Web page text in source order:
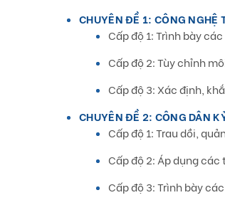
CHUYÊN ĐỀ 1: CÔNG NGHỆ
Cấp độ 1: Trình bày
Cấp độ 2: Tùy chỉnh
Cấp độ 3: Xác định,
CHUYÊN ĐỀ 2: CÔNG DÂN
Cấp độ 1: Trau dồi,
Cấp độ 2: Áp dụng
Cấp độ 3: Trình bày